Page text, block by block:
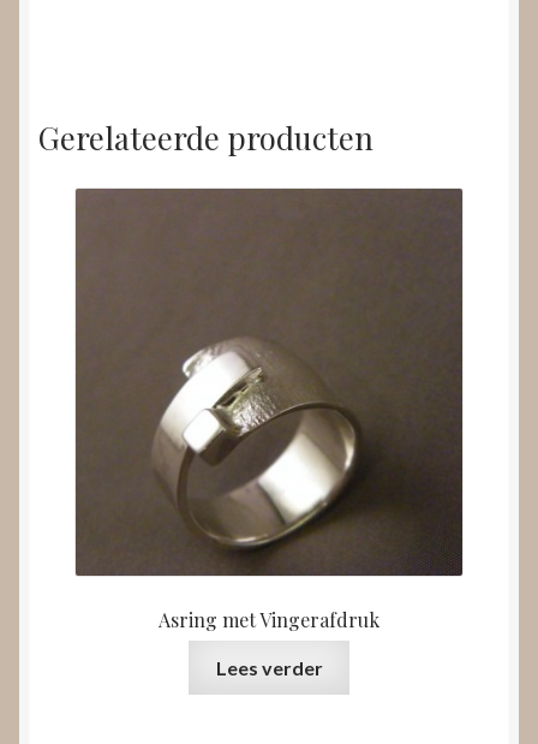
Gerelateerde producten
Asring met Vingerafdruk
Lees verder